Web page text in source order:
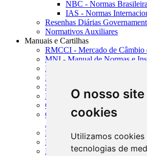
O nosso site
cookies
Utilizamos cookies
tecnologias de
NBC - Normas
IAS - Normas
Resenhas Diárias
Normativos Auxiliares
Manuais e Cartilhas
RMCCI - Mercado de Câmbio
MNI - Manual de Normas e
MTVM - Manual de Títulos e
MCR - Manual de Crédito Rural
SISORF - Manual de
MASUP - Manual de
CADOC - Catálogo de
CNAE-CONCLA -
Atividades Econômicas
PMF - Cartilhas do BCB
Manuais Auxiliares do BCB e
Resenhas Diárias